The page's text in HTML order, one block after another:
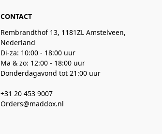
CONTACT
Rembrandthof 13, 1181ZL Amstelveen,
Nederland
Di-za: 10:00 - 18:00 uur
Ma & zo: 12:00 - 18:00 uur
Donderdagavond tot 21:00 uur
+31 20 453 9007
Orders@maddox.nl